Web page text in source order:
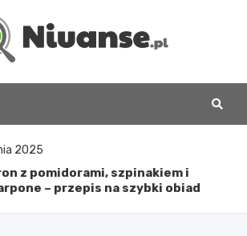
2025
z pomidorami, szpinakiem i
– przepis na szybki obiad